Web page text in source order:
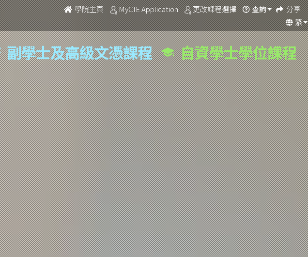
學院主頁 MyCIE Application 更改課程選擇 查詢
分享
繁
副學士及高級文憑課程 自資學士學位課程